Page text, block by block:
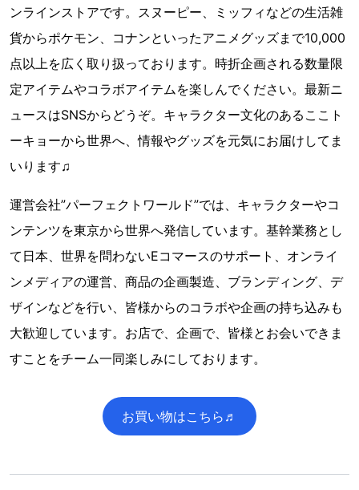
ンラインストアです。スヌーピー、ミッフィなどの生活雑
貨からポケモン、コナンといったアニメグッズまで10,000
点以上を広く取り扱っております。時折企画される数量限
定アイテムやコラボアイテムを楽しんでください。最新ニ
ュースはSNSからどうぞ。キャラクター文化のあるここト
ーキョーから世界へ、情報やグッズを元気にお届けしてま
いります♫
運営会社”パーフェクトワールド”では、キャラクターやコ
ンテンツを東京から世界へ発信しています。基幹業務とし
て日本、世界を問わないEコマースのサポート、オンライ
ンメディアの運営、商品の企画製造、ブランディング、デ
ザインなどを行い、皆様からのコラボや企画の持ち込みも
大歓迎しています。お店で、企画で、皆様とお会いできま
すことをチーム一同楽しみにしております。
お買い物はこちら♬